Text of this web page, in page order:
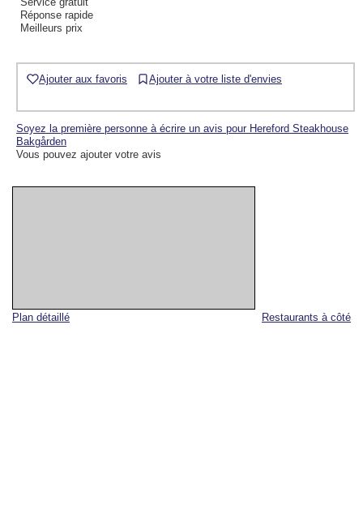
Restaurants à côté
Plan détaillé
Réponse rapide
Meilleurs prix
Ajouter aux favoris Ajouter à votre liste d'envies
Soyez la première personne à écrire un avis pour Hereford Steakhouse
Bakgården
Vous pouvez ajouter votre avis